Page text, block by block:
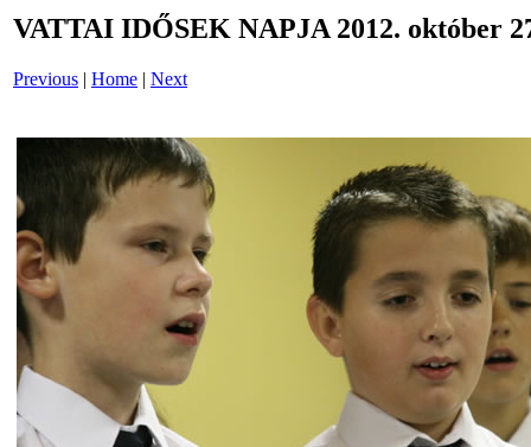
VATTAI IDŐSEK NAPJA 2012. október
Previous | Home | Next